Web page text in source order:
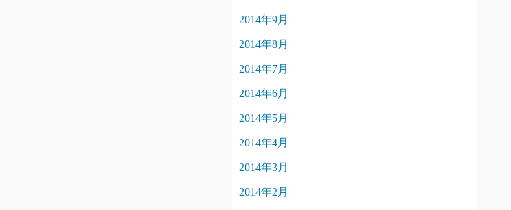
2014年9月
2014年8月
2014年7月
2014年6月
2014年5月
2014年4月
2014年3月
2014年2月